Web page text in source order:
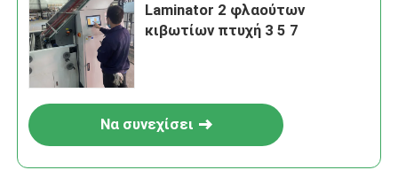
Laminator 2 φλαούτων
κιβωτίων πτυχή 3 5 7
Να συνεχίσει